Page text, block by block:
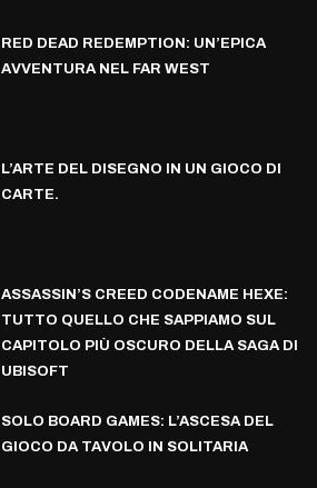
RED DEAD REDEMPTION: UN’EPICA
AVVENTURA NEL FAR WEST
L’ARTE DEL DISEGNO IN UN GIOCO DI
CARTE.
ASSASSIN’S CREED CODENAME HEXE:
TUTTO QUELLO CHE SAPPIAMO SUL
CAPITOLO PIÙ OSCURO DELLA SAGA DI
UBISOFT
SOLO BOARD GAMES: L’ASCESA DEL
GIOCO DA TAVOLO IN SOLITARIA